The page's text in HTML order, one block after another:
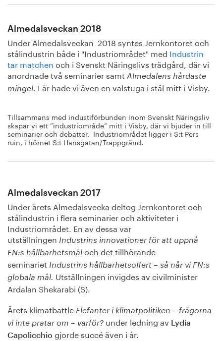
Almedalsveckan 2018
Under Almedalsveckan 2018 syntes Jernkontoret och
stålindustrin både i "Industriområdet" med Industrin
tar matchen och i Svenskt Näringslivs trädgård, där vi
anordnade två seminarier samt Almedalens hårdaste
mingel. I år hade vi även en valstuga i stål mitt i Visby.
Tillsammans med industiförbunden inom Svenskt Näringsliv
skapar vi ett ”industriområde” mitt i Visby, där vi bjuder in till
seminarier och debatter. Industriområdet ligger i S:t Pers
ruin, i hörnet S:t Hansgatan/Trappgränd.
Almedalsveckan 2017
Under årets Almedalsvecka deltog Jernkontoret och
stålindustrin i flera seminarier och aktiviteter i
Industriområdet. En av dessa var
utställningen Industrins innovationer för att uppnå
FN:s hållbarhetsmål och det tillhörande
seminariet Industrins hållbarhetsoffert – så når vi FN:s
globala mål. Utställningen invigdes av civilminister
Ardalan Shekarabi (S).
Årets klimatbattle Elefanter i klimatpolitiken – frågorna
vi inte pratar om – varför? under ledning av Lydia
Capolicchio gjorde succé även i år.